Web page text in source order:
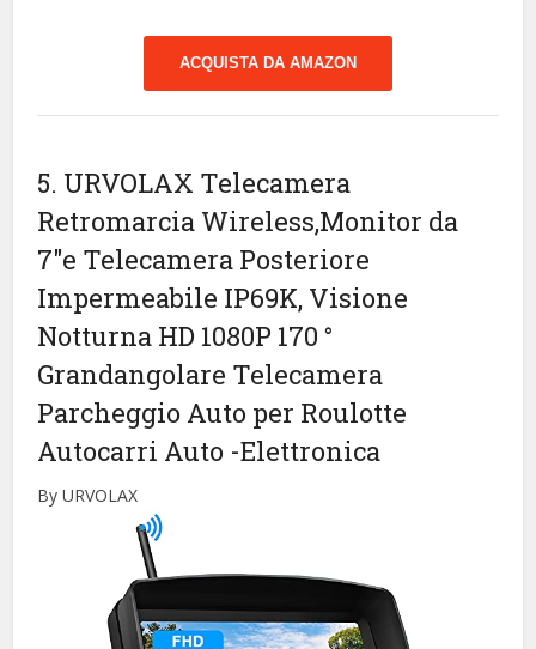
ACQUISTA DA AMAZON
5. URVOLAX Telecamera
Retromarcia Wireless,Monitor da
7″e Telecamera Posteriore
Impermeabile IP69K, Visione
Notturna HD 1080P 170 °
Grandangolare Telecamera
Parcheggio Auto per Roulotte
Autocarri Auto -Elettronica
By URVOLAX